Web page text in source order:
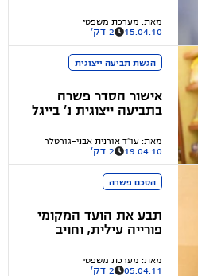
מאת: מערכת משפטי
15.04.10 2 דק'
הגשת תביעה ייצוגית
אישור הסדר פשרה
בתביעה ייצוגית נ' בייגל
מאת: עו"ד אורנית אבני-גורטלר
19.04.10 2 דק'
הסכם פשרה
תבע את הועד המקומי
פורייה עילית, וחויב
מאת: מערכת משפטי
05.04.11 2 דק'